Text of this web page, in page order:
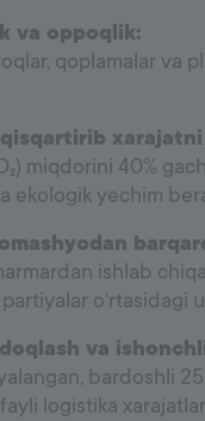
va oppoqlik:
qoplamalar va
miqdorini 40%
ekologik yechim
ishlab
o‘rtasidagi
va
bardoshli
logistika